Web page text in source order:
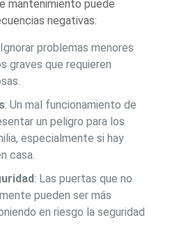
mantenimiento puede
negativas:
problemas menores
graves que requieren
: Un mal funcionamiento de
un peligro para los
especialmente si hay
casa.
: Las puertas que no
pueden ser más
en riesgo la seguridad